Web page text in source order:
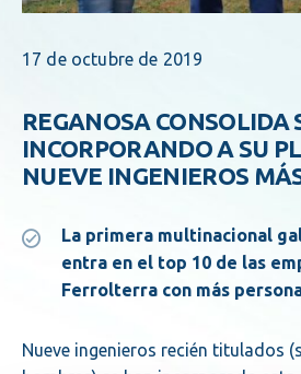
17 de octubre de 2019
REGANOSA CONSOLIDA
INCORPORANDO A SU
NUEVE INGENIEROS
La primera multinacional gallega de la energía
entra en el top 10 de las
Ferrolterra con más
Nueve ingenieros recién titulados